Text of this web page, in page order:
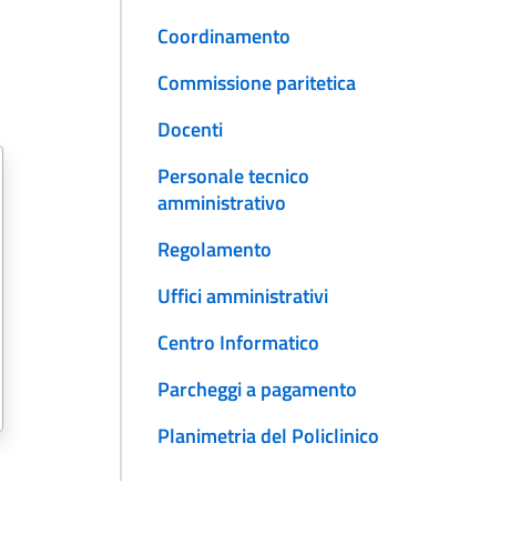
Coordinamento
Commissione paritetica
Docenti
Personale tecnico
amministrativo
Regolamento
Uffici amministrativi
Centro Informatico
Parcheggi a pagamento
Planimetria del Policlinico